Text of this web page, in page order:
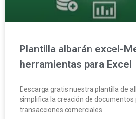
Plantilla albarán excel-
herramientas para Excel
Descarga gratis nuestra plantilla de
simplifica la creación de documentos
transacciones comerciales.